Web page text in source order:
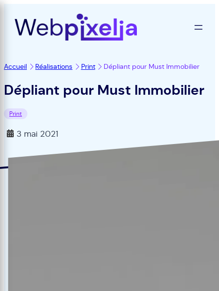
Accueil Réalisations Print Dépliant pour Must Immobilier
Dépliant pour Must Immobilier
Print
3 mai 2021